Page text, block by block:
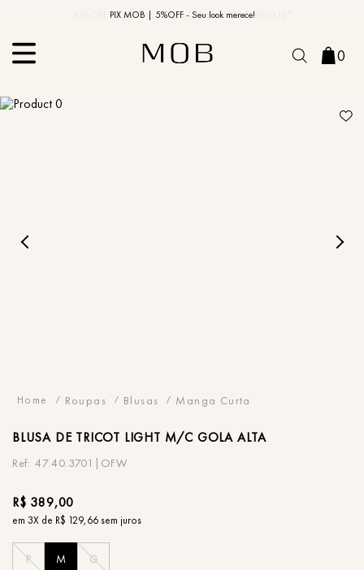
PIX MOB | 5%OFF - Seu look merece!
10% OFF na primeira compra | Cupom: BEMVINDO10*
0
Roupas Blusas Manga Curta
BLUSA DE TRICOT LIGHT M/C GOLA ALTA
47.40.3701|OFW
R$ 389,00
em 3X de R$ 129,66sem juros
P M G